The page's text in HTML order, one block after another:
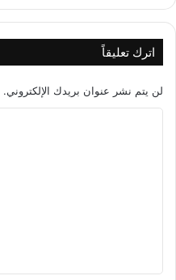
اترك تعليقاً
لن يتم نشر عنوان بريدك الإلكتروني.